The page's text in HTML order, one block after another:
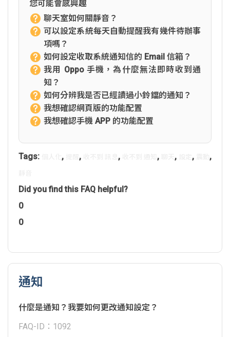
您可能會感興趣
聊天室如何關靜音？
可以設定系統每天自動提醒我有幾件待辦事
項嗎？
如何設定收取系統通知信的 Email 信箱？
我用 Oppo 手機，為什麼無法即時收到通
知？
如何分辨我是否已經讀過小鈴鐺的通知？
我想確認網頁版的功能配置
我想確認手機 APP 的功能配置
Tags: , , , , , , ,
Did you find this FAQ helpful?
0
0
通知
什麼是通知？我要如何更改通知設定？
FAQ-ID：1092